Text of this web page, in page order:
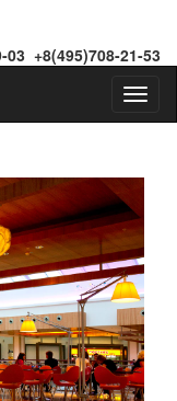
03 +8(495)708-21-53